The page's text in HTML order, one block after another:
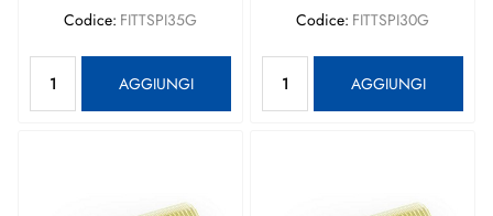
Codice: FITTSPI35G
AGGIUNGI
Codice: FITTSPI30G
AGGIUNGI